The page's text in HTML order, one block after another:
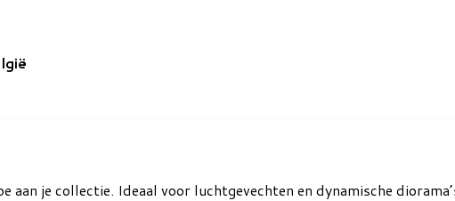
aan je collectie. Ideaal voor luchtgevechten en dynamische